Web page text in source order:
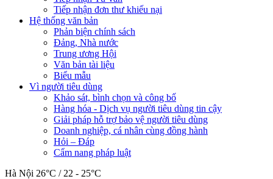
Tiếp nhận đơn thư khiếu nại
Hệ thống văn bản
Phản biện chính sách
Đảng, Nhà nước
Trung ương Hội
Văn bản tài liệu
Biểu mẫu
Vì người tiêu dùng
Khảo sát, bình chọn và công bố
Hàng hóa - Dịch vụ người tiêu dùng tin cậy
Giải pháp hỗ trợ bảo vệ người tiêu dùng
Doanh nghiệp, cá nhân cùng đồng hành
Hỏi – Đáp
Cẩm nang pháp luật
Hà Nội 26°C / 22 - 25°C